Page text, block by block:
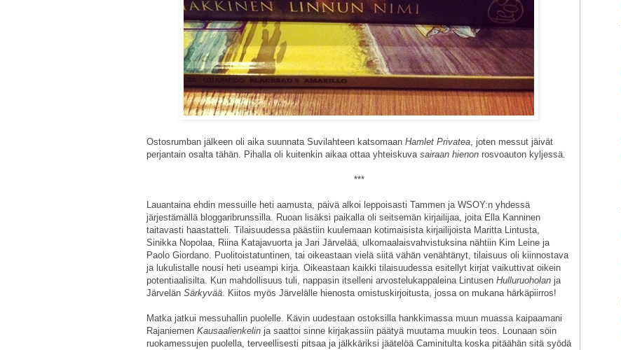
Ostosrumban jälkeen oli aika suunnata Suvilahteen katsomaan Hamlet Privatea, joten messut jäivät
perjantain osalta tähän. Pihalla oli kuitenkin aikaa ottaa yhteiskuva sairaan hienon rosvoauton kyljessä.
***
Lauantaina ehdin messuille heti aamusta, päivä alkoi leppoisasti Tammen ja WSOY:n yhdessä
järjestämällä bloggaribrunssilla. Ruoan lisäksi paikalla oli seitsemän kirjailijaa, joita Ella Kanninen
taitavasti haastatteli. Tilaisuudessa päästiin kuulemaan kotimaisista kirjailijoista Maritta Lintusta,
Sinikka Nopolaa, Riina Katajavuorta ja Jari Järvelää, ulkomaalaisvahvistuksina nähtiin Kim Leine ja
Paolo Giordano. Puolitoistatuntinen, tai oikeastaan vielä siitä vähän venähtänyt, tilaisuus oli kiinnostava
ja lukulistalle nousi heti useampi kirja. Oikeastaan kaikki tilaisuudessa esitellyt kirjat vaikuttivat oikein
potentiaalisilta. Kun mahdollisuus tuli, nappasin itselleni arvostelukappaleina Lintusen Hulluruoholan ja
Järvelän Särkyvää. Kiitos myös Järvelälle hienosta omistuskirjoitusta, jossa on mukana härkäpiirros!
Matka jatkui messuhallin puolelle. Kävin uudestaan ostoksilla hankkimassa muun muassa kaipaamani
Rajaniemen Kausaalienkelin ja saattoi sinne kirjakassiin päätyä muutama muukin teos. Lounaan söin
ruokamessujen puolella, terveellisesti pitsaa ja jälkkäriksi jäätelöä Caminitulta koska pitäähän sitä syödä